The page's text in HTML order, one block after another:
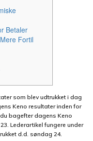
Betaler
Fortil
som blev udtrukket i dag
Keno resultater inden for
bagefter dagens Keno
Lederartikel fungere under
d.d. søndag 24.